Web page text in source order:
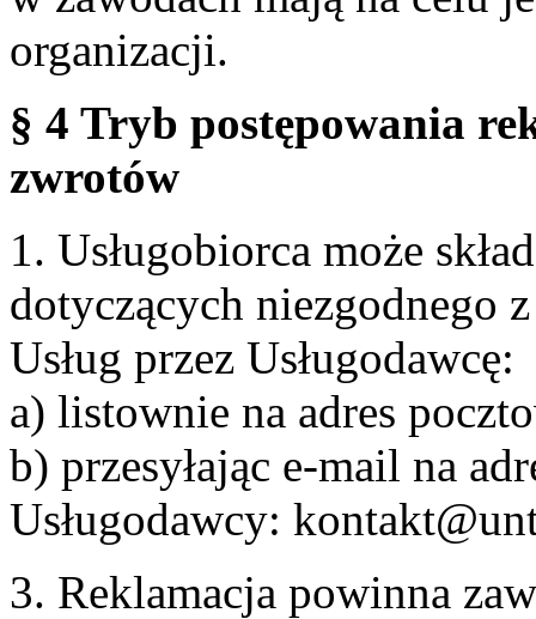
organizacji.
§ 4 Tryb postępowania
zwrotów
1. Usługobiorca może
dotyczących niezgodnego
Usług przez Usługodawcę:
a) listownie na adres
b) przesyłając e-mail na
Usługodawcy:
3. Reklamacja powinna